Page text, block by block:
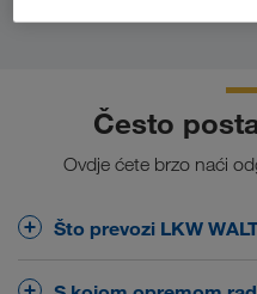
Često
Ovdje ćete brzo naći
Što prevozi LKW